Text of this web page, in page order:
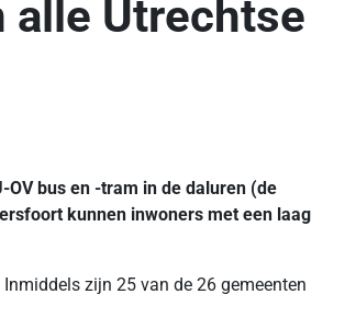
alle Utrechtse
bus en -tram in de daluren (de
kunnen inwoners met een laag
zijn 25 van de 26 gemeenten